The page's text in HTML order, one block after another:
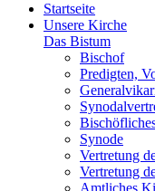
Startseite
Unsere Kirche
Das Bistum
Bischof
Predigten,
Synode
Vertretung
Vertretung
Amtliches